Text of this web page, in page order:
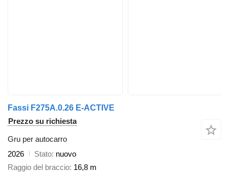
Fassi F275A.0.26 E-ACTIVE
Prezzo su richiesta
Gru per autocarro
2026
Stato nuovo
Raggio del braccio 16,8 m